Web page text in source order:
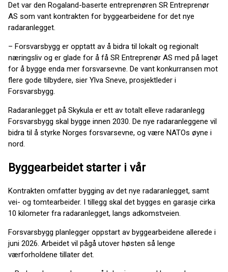
Det var den Rogaland-baserte entreprenøren SR Entreprenør
AS som vant kontrakten for byggearbeidene for det nye
radaranlegget.
– Forsvarsbygg er opptatt av å bidra til lokalt og regionalt
næringsliv og er glade for å få SR Entreprenør AS med på laget
for å bygge enda mer forsvarsevne. De vant konkurransen mot
flere gode tilbydere, sier Ylva Sneve, prosjektleder i
Forsvarsbygg.
Radaranlegget på Skykula er ett av totalt elleve radaranlegg
Forsvarsbygg skal bygge innen 2030. De nye radaranleggene vil
bidra til å styrke Norges forsvarsevne, og være NATOs øyne i
nord.
Byggearbeidet starter i vår
Kontrakten omfatter bygging av det nye radaranlegget, samt
vei- og tomtearbeider. I tillegg skal det bygges en garasje cirka
10 kilometer fra radaranlegget, langs adkomstveien.
Forsvarsbygg planlegger oppstart av byggearbeidene allerede i
juni 2026. Arbeidet vil pågå utover høsten så lenge
værforholdene tillater det.